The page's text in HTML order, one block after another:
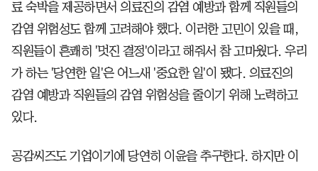
료 숙박을 제공하면서 의료진의 감염 예방과 함께 직원들의
감염 위험성도 함께 고려해야 했다. 이러한 고민이 있을 때,
직원들이 흔쾌히 '멋진 결정'이라고 해줘서 참 고마웠다. 우리
가 하는 '당연한 일'은 어느새 '중요한 일'이 됐다. 의료진의
감염 예방과 직원들의 감염 위험성을 줄이기 위해 노력하고
있다.
공감씨즈도 기업이기에 당연히 이윤을 추구한다. 하지만 이